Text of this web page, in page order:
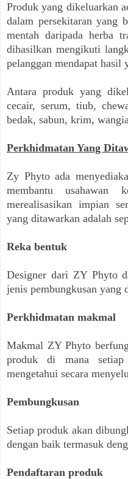
Produk yang dikeluarkan
dalam persekitaran yang
mentah daripada herba
dihasilkan mengikuti
pelanggan mendapat hasil
Antara produk yang
cecair, serum, tiub,
bedak, sabun, krim,
Perkhidmatan Yang
Zy Phyto ada
membantu usahawan
merealisasikan impian
yang ditawarkan adalah
Reka bentuk
Designer dari ZY Phyto
jenis pembungkusan yang
Perkhidmatan makmal
Makmal ZY Phyto
produk di mana
mengetahui secara
Pembungkusan
Setiap produk akan
dengan baik termasuk
Pendaftaran produk